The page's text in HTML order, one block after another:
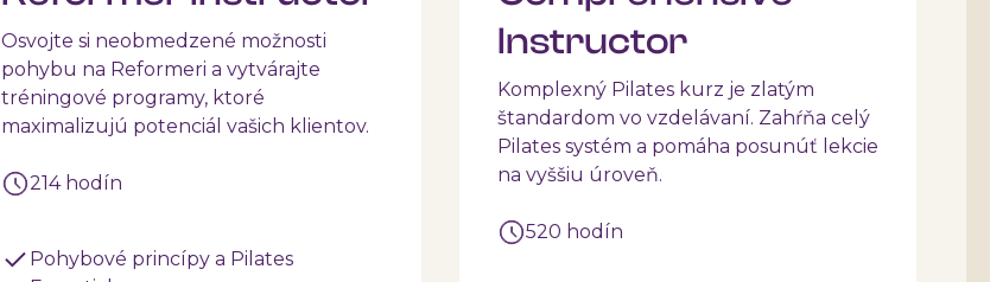
Osvojte si neobmedzené možnosti
pohybu na Reformeri a vytvárajte
tréningové programy, ktoré
maximalizujú potenciál vašich klientov.
214 hodín
Pohybové princípy a Pilates
Instructor
Komplexný Pilates kurz je zlatým
štandardom vo vzdelávaní. Zahŕňa celý
Pilates systém a pomáha posunúť lekcie
na vyššiu úroveň.
520 hodín